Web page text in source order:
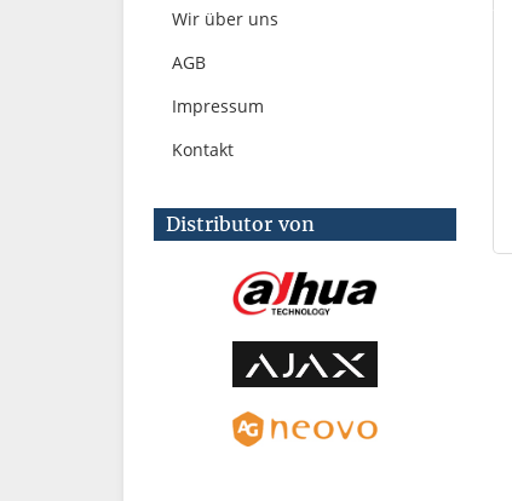
Wir über uns
AGB
Impressum
Kontakt
Distributor von